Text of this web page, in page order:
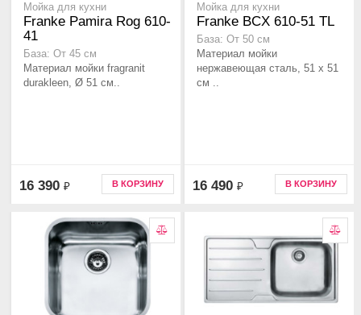
Мойка для кухни
Franke Pamira Rog 610-
41
База: От 45 см
Материал мойки fragranit
durakleen, Ø 51 см..
16 390 ₽ В КОРЗИНУ
Мойка для кухни
Franke BCX 610-51 TL
База: От 50 см
Материал мойки
нержавеющая сталь, 51 х 51
см ..
16 490 ₽ В КОРЗИНУ